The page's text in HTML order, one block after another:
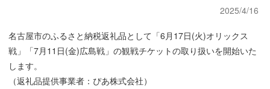
2025/4/16
名古屋市のふるさと納税返礼品として「6月17日(火)オリックス
戦」「7月11日(金)広島戦」の観戦チケットの取り扱いを開始いた
します。
（返礼品提供事業者：ぴあ株式会社）